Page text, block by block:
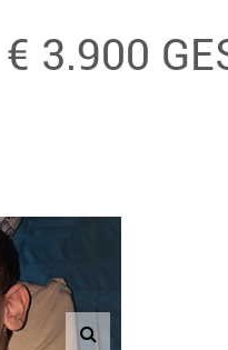
3.900